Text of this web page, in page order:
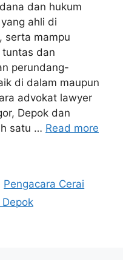
dan hukum
ahli di
serta mampu
tuntas dan
perundang-
di dalam maupun
advokat lawyer
Depok dan
satu … Read more
Pengacara Cerai